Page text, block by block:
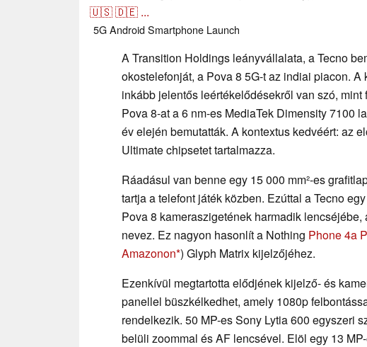
🇺🇸🇩🇪 ...
5GAndroidSmartphone Launch
A Transition Holdings leányvállalata, a Tecno
okostelefonját, a Pova 8 5G-t az indiai piacon. A
inkább jelentős leértékelődésekről van szó,
Pova 8-at a 6 nm-es MediaTek Dimensity 7100
év elején bemutatták. A kontextus kedvéért: az
Ultimate chipsetet tartalmazza.
Ráadásul van benne egy 15 000 mm²-es
tartja a telefont játék közben. Ezúttal a Tecno
Pova 8 kameraszigetének harmadik
nevez. Ez nagyon hasonlít a Nothing Phone 4a
Amazonon ) Glyph Matrix kijelzőjéhez.
Ezenkívül megtartotta elődjének kijelző- és
panellel büszkélkedhet, amely 1080p
rendelkezik. 50 MP-es Sony Lytia 600 egyszeri
belüli zoommal és AF lencsével. Elöl egy 13